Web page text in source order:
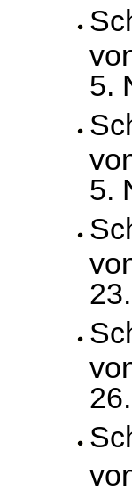
5.
5.